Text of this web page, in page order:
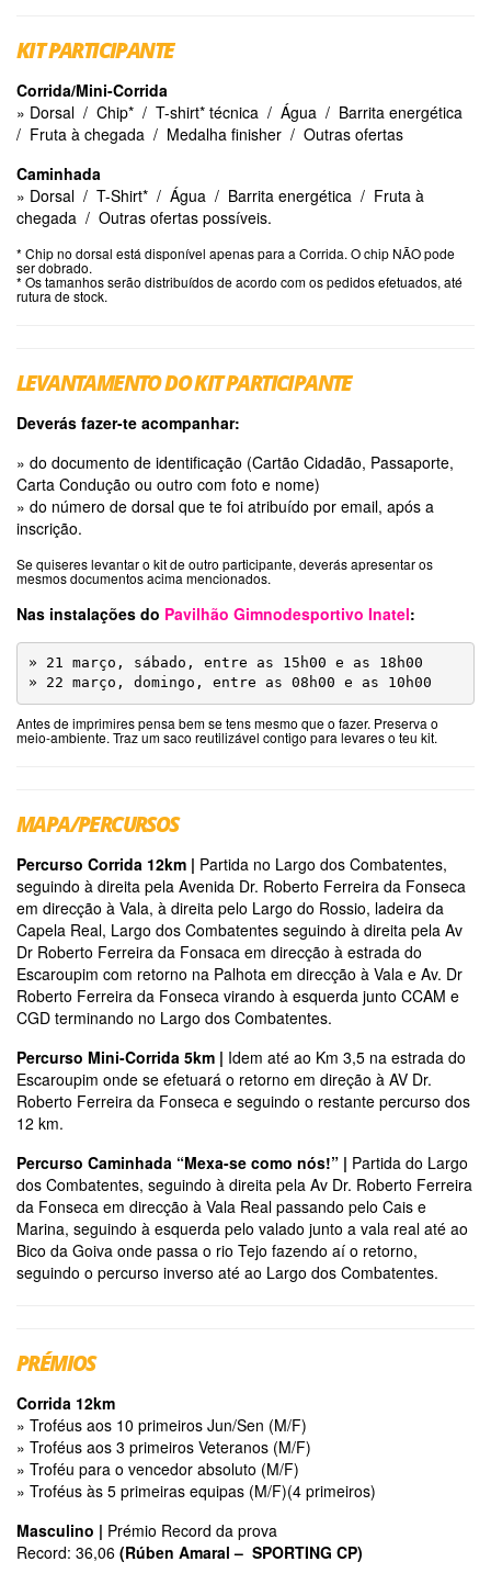
KIT PARTICIPANTE
Corrida/Mini-Corrida
» Dorsal / Chip* / T-shirt* técnica / Água / Barrita energética
/ Fruta à chegada / Medalha finisher / Outras ofertas
Caminhada
» Dorsal / T-Shirt* / Água / Barrita energética / Fruta à
chegada / Outras ofertas possíveis.
* Chip no dorsal está disponível apenas para a Corrida. O chip NÃO pode
ser dobrado.
* Os tamanhos serão distribuídos de acordo com os pedidos efetuados, até
rutura de stock.
LEVANTAMENTO DO KIT PARTICIPANTE
Deverás fazer-te acompanhar:
» do documento de identificação (Cartão Cidadão, Passaporte,
Carta Condução ou outro com foto e nome)
» do número de dorsal que te foi atribuído por email, após a
inscrição.
Se quiseres levantar o kit de outro participante, deverás apresentar os
mesmos documentos acima mencionados.
Nas instalações do Pavilhão Gimnodesportivo Inatel:
» 21 março, sábado, entre as 15h00 e as 18h00
» 22 março, domingo, entre as 08h00 e as 10h00
Antes de imprimires pensa bem se tens mesmo que o fazer. Preserva o
meio-ambiente. Traz um saco reutilizável contigo para levares o teu kit.
MAPA/PERCURSOS
Percurso Corrida 12km | Partida no Largo dos Combatentes,
seguindo à direita pela Avenida Dr. Roberto Ferreira da Fonseca
em direcção à Vala, à direita pelo Largo do Rossio, ladeira da
Capela Real, Largo dos Combatentes seguindo à direita pela Av
Dr Roberto Ferreira da Fonsaca em direcção à estrada do
Escaroupim com retorno na Palhota em direcção à Vala e Av. Dr
Roberto Ferreira da Fonseca virando à esquerda junto CCAM e
CGD terminando no Largo dos Combatentes.
Percurso Mini-Corrida 5km | Idem até ao Km 3,5 na estrada do
Escaroupim onde se efetuará o retorno em direção à AV Dr.
Roberto Ferreira da Fonseca e seguindo o restante percurso dos
12 km.
Percurso Caminhada “Mexa-se como nós!” | Partida do Largo
dos Combatentes, seguindo à direita pela Av Dr. Roberto Ferreira
da Fonseca em direcção à Vala Real passando pelo Cais e
Marina, seguindo à esquerda pelo valado junto a vala real até ao
Bico da Goiva onde passa o rio Tejo fazendo aí o retorno,
seguindo o percurso inverso até ao Largo dos Combatentes.
PRÉMIOS
Corrida 12km
» Troféus aos 10 primeiros Jun/Sen (M/F)
» Troféus aos 3 primeiros Veteranos (M/F)
» Troféu para o vencedor absoluto (M/F)
» Troféus às 5 primeiras equipas (M/F)(4 primeiros)
Masculino | Prémio Record da prova
Record: 36,06 (Rúben Amaral – SPORTING CP)